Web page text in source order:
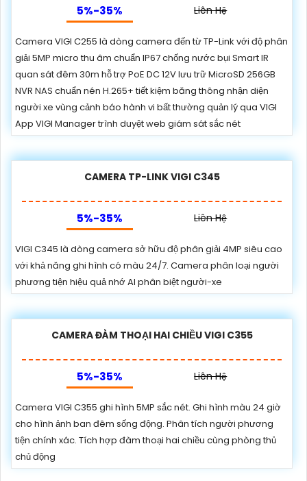
5%-35% Liên Hệ
Camera VIGI C255 là dòng camera đến từ TP-Link với độ phân
giải 5MP micro thu âm chuẩn IP67 chống nước bụi Smart IR
quan sát đêm 30m hỗ trợ PoE DC 12V lưu trữ MicroSD 256GB
NVR NAS chuẩn nén H.265+ tiết kiệm băng thông nhận diện
người xe vùng cảnh báo hành vi bất thường quản lý qua VIGI
App VIGI Manager trình duyệt web giám sát sắc nét
CAMERA TP-LINK VIGI C345
5%-35% Liên Hệ
VIGI C345 là dòng camera sở hữu độ phân giải 4MP siêu cao
với khả năng ghi hình có màu 24/7. Camera phân loại người
phương tiện hiệu quả nhớ AI phân biệt người-xe
CAMERA ĐÀM THOẠI HAI CHIỀU VIGI C355
5%-35% Liên Hệ
Camera VIGI C355 ghi hình 5MP sắc nét. Ghi hình màu 24 giờ
cho hình ảnh ban đêm sống động. Phân tích người phương
tiện chính xác. Tích hợp đàm thoại hai chiều cùng phòng thủ
chủ động